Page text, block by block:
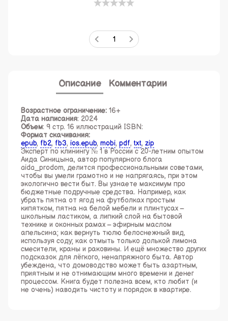
Описание Комментарии
Возрастное ограничение: 16+
Дата написания: 2024
Объем: 9 стр. 16 иллюстраций ISBN:
Формат скачивания:
epub, fb2, fb3, ios.epub, mobi, pdf, txt, zip
Эксперт по клинингу № 1 в России с 20-летним опытом
Аида Синицына, автор популярного блога
aida_prodom, делится профессиональными советами,
чтобы вы умели грамотно и не напрягаясь, при этом
экологично вести быт. Вы узнаете максимум про
бюджетные подручные средства. Например, как
убрать пятна от ягод на футболках простым
кипятком, пятна на белой мебели и плинтусах –
школьным ластиком, а липкий слой на бытовой
технике и оконных рамах – эфирным маслом
апельсина; как вернуть тюлю белоснежный вид,
используя соду; как отмыть только долькой лимона
смесители, краны и раковины. И ещё множество других
подсказок для лёгкого, ненапряжного быта. Автор
убеждена, что домоводство может быть азартным,
приятным и не отнимающим много времени и денег
процессом. Книга будет полезна всем, кто любит (и
не очень) наводить чистоту и порядок в квартире.